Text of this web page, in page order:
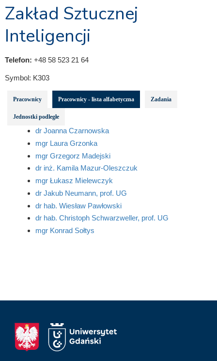
Zakład Sztucznej
Inteligencji
Telefon: +48 58 523 21 64
Symbol: K303
Pracownicy Pracownicy - lista alfabetyczna Zadania
Jednostki podległe
dr Joanna Czarnowska
mgr Laura Grzonka
mgr Grzegorz Madejski
dr inż. Kamila Mazur-Oleszczuk
mgr Łukasz Mielewczyk
dr Jakub Neumann, prof. UG
dr hab. Wiesław Pawłowski
dr hab. Christoph Schwarzweller, prof. UG
mgr Konrad Sołtys